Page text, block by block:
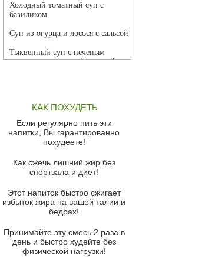
Холодный томатный суп с
базиликом
Суп из огурца и лосося с сальсой
Тыквенный суп с печеным
чесноком и томатной сальсой
красного перца
Парижский луковый суп
Суп из спаржи и горошка с
Суп-крем из цветной капусты
Французский луковый суп
Суп из баклажанов с моцареллой
Грибной крем-суп с кростини с
козьим сыром
КАК ПОХУДЕТЬ
Если регулярно пить эти
напитки, Вы гарантированно
похудеете!
Как сжечь лишний жир без
спортзала и диет!
Этот напиток быстро сжигает
избыток жира на вашей талии и
бедрах!
Принимайте эту смесь 2 раза в
день и быстро худейте без
физической нагрузки!